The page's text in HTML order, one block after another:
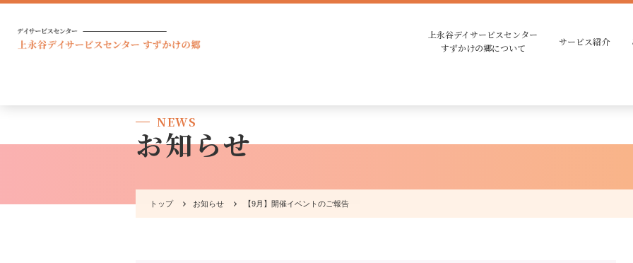
上永谷デイサービスセンター
すずかけの郷について
サービス紹介
NEWS
お知らせ
トップ お知らせ 【9月】開催イベントのご報告